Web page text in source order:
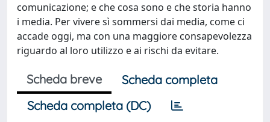
comunicazione; e che cosa sono e che storia hanno
i media. Per vivere sì sommersi dai media, come ci
accade oggi, ma con una maggiore consapevolezza
riguardo al loro utilizzo e ai rischi da evitare.
Scheda breve
Scheda completa
Scheda completa (DC)